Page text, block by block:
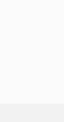
100V